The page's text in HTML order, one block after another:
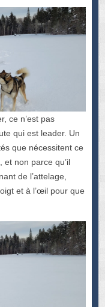
ce n’est pas
qui est leader. Un
que nécessitent ce
et non parce qu’il
de l’attelage,
et à l’œil pour que